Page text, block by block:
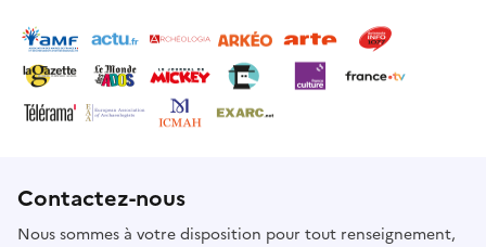
Contactez-nous
Nous sommes à votre disposition pour tout renseignement,